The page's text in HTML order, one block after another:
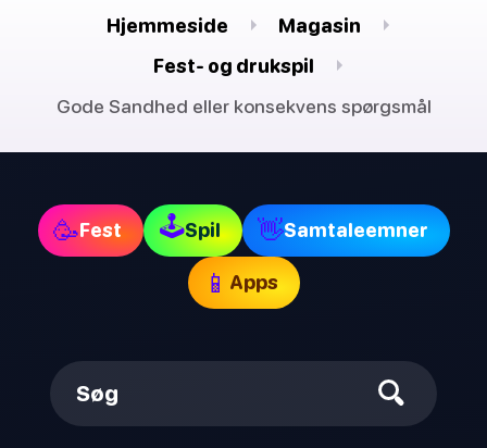
Hjemmeside
Magasin
Fest- og drukspil
Gode Sandhed eller konsekvens spørgsmål
🥳Fest 🕹Spil 👋Samtaleemner
📱 Apps
Søg